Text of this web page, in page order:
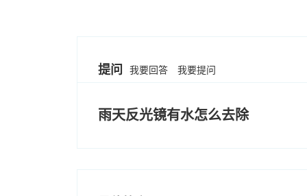
提问 我要回答 我要提问
雨天反光镜有水怎么去除